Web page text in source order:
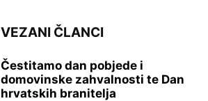
VEZANI ČLANCI
Čestitamo dan pobjede i
domovinske zahvalnosti te Dan
hrvatskih branitelja